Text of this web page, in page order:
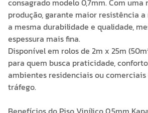
consagrado modelo 0,7mm. Com uma
produção, garante maior resistência a
a mesma durabilidade e qualidade,
espessura mais fina.
Disponível em rolos de 2m x 25m
para quem busca praticidade,
ambientes residenciais ou
tráfego.